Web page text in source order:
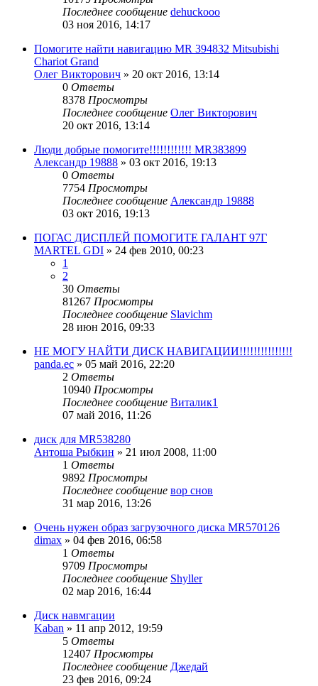
Последнее сообщение dehuckooo
03 ноя 2016, 14:17
Помогите найти навигацию MR 394832 Mitsubishi
Chariot Grand
Олег Викторович » 20 окт 2016, 13:14
0 Ответы
8378 Просмотры
Последнее сообщение Олег Викторович
20 окт 2016, 13:14
Люди добрые помогите!!!!!!!!!!!! MR383899
Александр 19888 » 03 окт 2016, 19:13
0 Ответы
7754 Просмотры
Последнее сообщение Александр 19888
03 окт 2016, 19:13
ПОГАС ДИСПЛЕЙ ПОМОГИТЕ ГАЛАНТ 97Г
MARTEL GDI » 24 фев 2010, 00:23
1
2
30 Ответы
81267 Просмотры
Последнее сообщение Slavichm
28 июн 2016, 09:33
НЕ МОГУ НАЙТИ ДИСК НАВИГАЦИИ!!!!!!!!!!!!!!!
panda.ec » 05 май 2016, 22:20
2 Ответы
10940 Просмотры
Последнее сообщение Виталик1
07 май 2016, 11:26
диск для MR538280
Антоша Рыбкин » 21 июл 2008, 11:00
1 Ответы
9892 Просмотры
Последнее сообщение вор снов
31 мар 2016, 13:26
Очень нужен образ загрузочного диска MR570126
dimax » 04 фев 2016, 06:58
1 Ответы
9709 Просмотры
Последнее сообщение Shyller
02 мар 2016, 16:44
Диск навмгации
Kaban » 11 апр 2012, 19:59
5 Ответы
12407 Просмотры
Последнее сообщение Джедай
23 фев 2016, 09:24